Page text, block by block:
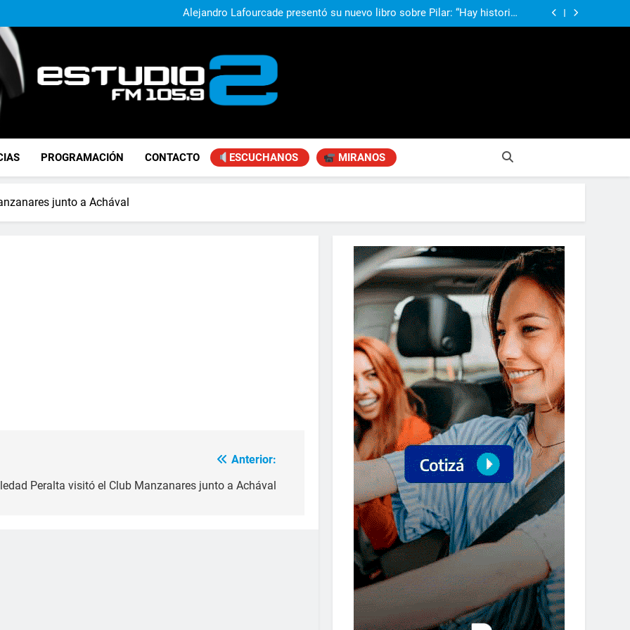
desarrollo de la comunidad
Alejandro Lafourcade presentó su nuevo libro sobre Pilar: “Hay historias
que, si nadie las plasma, se pierden para siempre”
Achával, primero en imagen positiva entre jefes comunales del GBA
Alejandro Lafourcade presentó su nuevo libro sobre Pilar: “Hay historias
Achával, primero en imagen positiva entre jefes comunales del GBA
FM Estudio 2
PROGRAMACIÓN CONTACTO ESCUCHANOS MIRANOS
junto a Achával
Anterior:
Peralta visitó el Club Manzanares junto a Achával